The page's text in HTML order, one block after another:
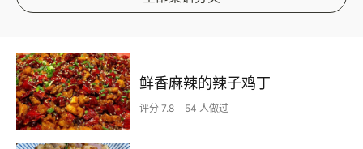
鲜香麻辣的辣子鸡丁
评分 7.8 54 人做过